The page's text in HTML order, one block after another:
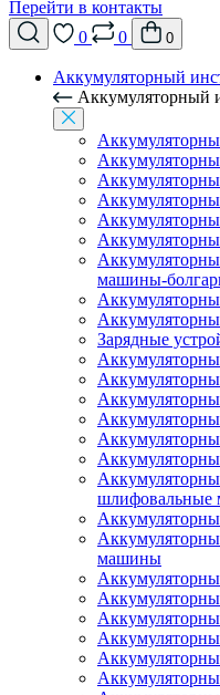
Перейти в контакты
0
0 0
Аккумуляторный
Аккумуляторный
машины-
Зарядные
машины